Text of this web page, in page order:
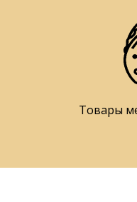
Товары